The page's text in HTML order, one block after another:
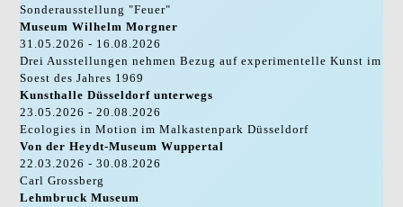
Sonderausstellung "Feuer"
Museum Wilhelm Morgner
31.05.2026 - 16.08.2026
Drei Ausstellungen nehmen Bezug auf experimentelle Kunst im
Soest des Jahres 1969
Kunsthalle Düsseldorf unterwegs
23.05.2026 - 20.08.2026
Ecologies in Motion im Malkastenpark Düsseldorf
Von der Heydt-Museum Wuppertal
22.03.2026 - 30.08.2026
Carl Grossberg
Lehmbruck Museum